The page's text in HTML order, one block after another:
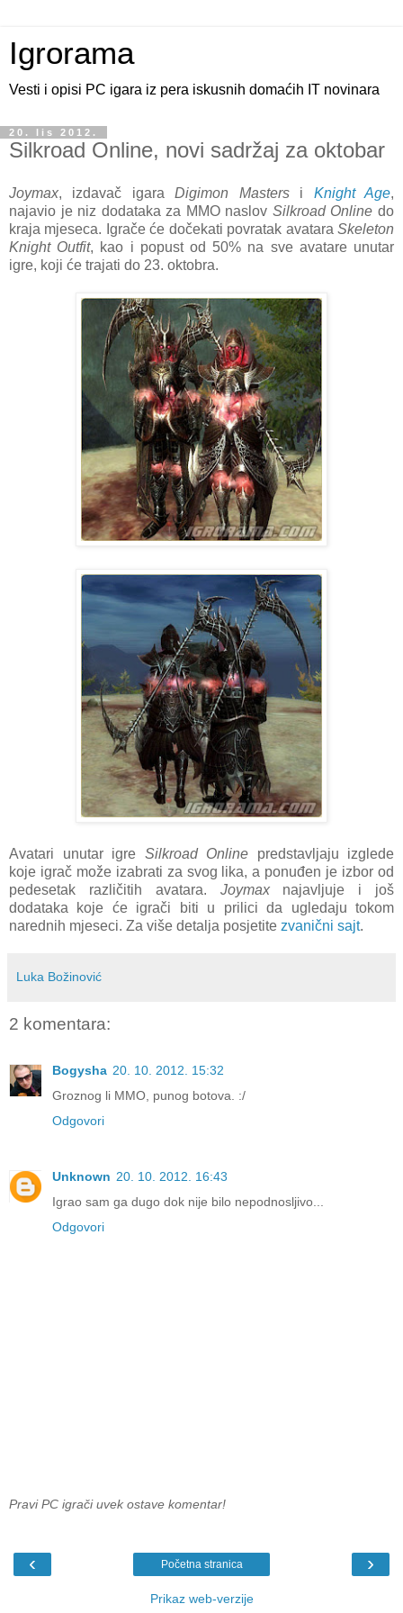
Igrorama
Vesti i opisi PC igara iz pera iskusnih domaćih IT novinara
20. lis 2012.
Silkroad Online, novi sadržaj za oktobar
Joymax, izdavač igaraDigimon Mastersi Knight Age,
najavio je niz dodataka za MMO naslov Silkroad Online do
kraja mjeseca. Igrače će dočekati povratak avatara Skeleton
Knight Outfit, kao i popust od 50% na sve avatare unutar
igre, koji će trajati do 23. oktobra.
Avatari unutar igre Silkroad Online predstavljaju izglede
koje igrač može izabrati za svog lika, a ponuđen je izbor od
pedesetak različitih avatara. Joymaxnajavljuje i još
dodataka koje će igrači biti u prilici da ugledaju tokom
narednih mjeseci. Za više detalja posjetite zvanični sajt.
Luka Božinović
2 komentara:
Bogysha 20. 10. 2012. 15:32
Groznog li MMO, punog botova. :/
Odgovori
Unknown 20. 10. 2012. 16:43
Igrao sam ga dugo dok nije bilo nepodnosljivo...
Odgovori
Pravi PC igrači uvek ostave komentar!
‹ ›
Početna stranica
Prikaz web-verzije